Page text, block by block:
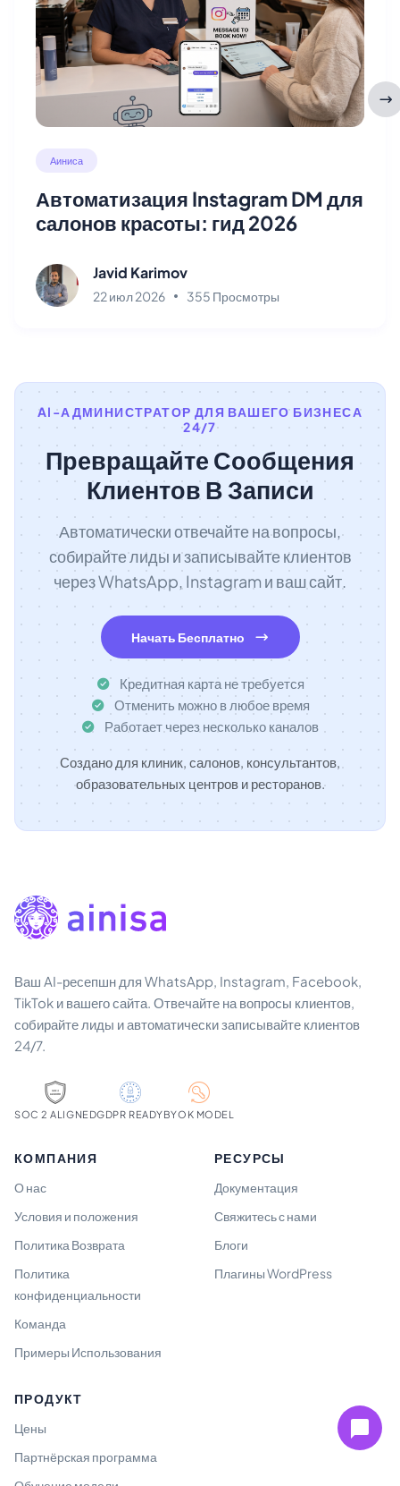
Аиниса
Автоматизация Instagram DM для
салонов красоты: гид 2026
Javid Karimov
22 июл 2026 355 Просмотры
AI-АДМИНИСТРАТОР ДЛЯ ВАШЕГО БИЗНЕСА
24/7
Превращайте Сообщения
Клиентов В Записи
Автоматически отвечайте на вопросы,
собирайте лиды и записывайте клиентов
через WhatsApp, Instagram и ваш сайт.
Начать Бесплатно
Кредитная карта не требуется
Отменить можно в любое время
Работает через несколько каналов
Создано для клиник, салонов, консультантов,
образовательных центров и ресторанов.
Ваш AI-ресепшн для WhatsApp, Instagram, Facebook,
TikTok и вашего сайта. Отвечайте на вопросы клиентов,
собирайте лиды и автоматически записывайте клиентов
24/7.
SOC 2 ALIGNEDGDPR READYBYOK MODEL
КОМПАНИЯ
О нас
Условия и положения
Политика Возврата
Политика
конфиденциальности
Команда
Примеры Использования
РЕСУРСЫ
Документация
Свяжитесь с нами
Блоги
Плагины WordPress
ПРОДУКТ
Цены
Партнёрская программа